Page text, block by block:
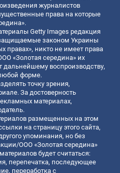
журналистов
права на которые
Getty Images редакция
законом Украины
правах», никто не имеет права
«Золотая середина» их
дальнейшему воспроизводству,
форме.
точку зрения,
За достоверность
материалах,
размещенных на этом
на страницу этого сайта,
упоминания, но без
ООО «Золотая середина»
будет считаться:
перепечатка, последующее
переработка с